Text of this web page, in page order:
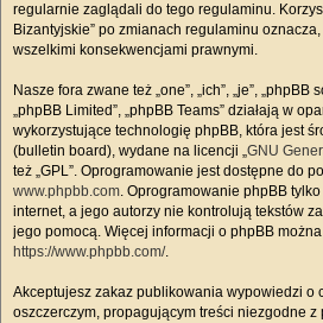
regularnie zaglądali do tego regulaminu.
Bizantyjskie” po zmianach regulaminu
wszelkimi konsekwencjami prawnymi.
Nasze fora zwane też „one”, „ich”, „je”, „phpBB
„phpBB Limited”, „phpBB Teams” działają w
wykorzystujące technologię phpBB, która jest
(bulletin board), wydane na licencji „GNU
też „GPL”. Oprogramowanie jest dostępne do
www.phpbb.com. Oprogramowanie phpBB
internet, a jego autorzy nie kontrolują tekstów
jego pomocą. Więcej informacji o phpBB
https://www.phpbb.com/.
Akceptujesz zakaz publikowania wypowiedzi o
oszczerczym, propagującym treści niezgodne